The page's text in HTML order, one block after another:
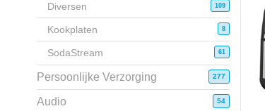
Diversen 109
Kookplaten 8
SodaStream 61
Persoonlijke Verzorging 277
Audio 54